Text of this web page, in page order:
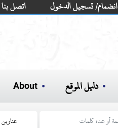
اتصل بنا انضمام/ تسجيل الدخول
دليل الموقع About